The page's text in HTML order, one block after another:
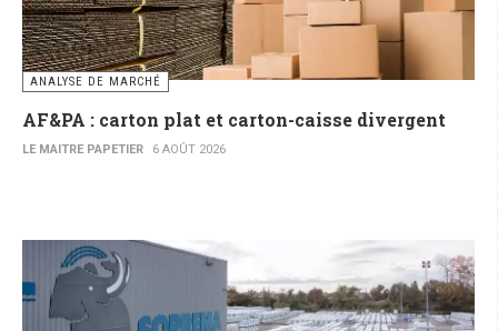
ANALYSE DE MARCHÉ
AF&PA : carton plat et carton-caisse divergent
LE MAITRE PAPETIER 6 AOÛT 2026